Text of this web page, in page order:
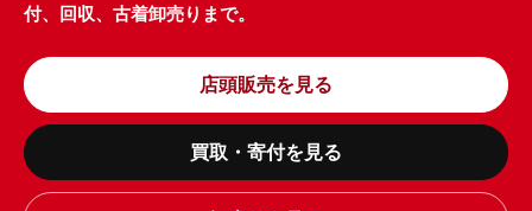
付、回収、古着卸売りまで。
店頭販売を見る
買取・寄付を見る